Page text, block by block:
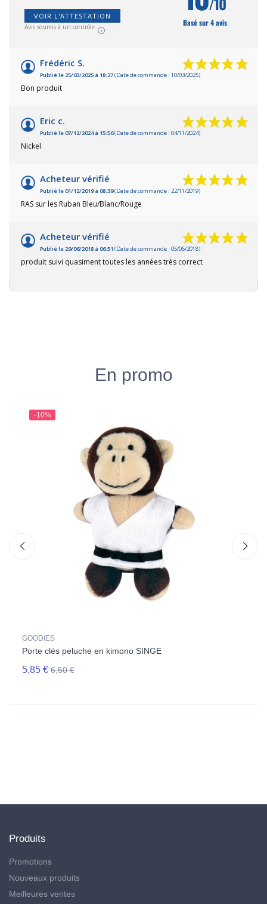
VOIR L'ATTESTATION
Avis soumis à un contrôle Basé sur 4 avis
Frédéric S.
Publié le 25/03/2025 à 18:27(Date de commande : 10/03/2025)
Bon produit
Eric c.
Publié le 07/12/2024 à 15:56(Date de commande : 04/11/2024)
Nickel
Acheteur vérifié
Publié le 01/12/2019 à 08:39(Date de commande : 22/11/2019)
RAS sur les Ruban Bleu/Blanc/Rouge
Acheteur vérifié
Publié le 29/06/2018 à 06:51 (Date de commande : 05/06/2018)
produit suivi quasiment toutes les années très correct
En promo
-10%
GOODIES
Porte clés peluche en kimono SINGE
5,85 € 6,50 €
Produits
Promotions
Nouveaux produits
Meilleures ventes